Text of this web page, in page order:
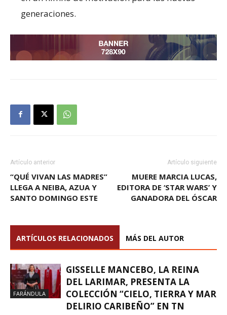
generaciones.
Artículo anterior
“QUÉ VIVAN LAS MADRES”
LLEGA A NEIBA, AZUA Y
SANTO DOMINGO ESTE
Artículo siguiente
MUERE MARCIA LUCAS,
EDITORA DE ‘STAR WARS’ Y
GANADORA DEL ÓSCAR
ARTÍCULOS RELACIONADOS MÁS DEL AUTOR
FARÁNDULA
GISSELLE MANCEBO, LA REINA
DEL LARIMAR, PRESENTA LA
COLECCIÓN “CIELO, TIERRA Y MAR
DELIRIO CARIBEÑO” EN TN